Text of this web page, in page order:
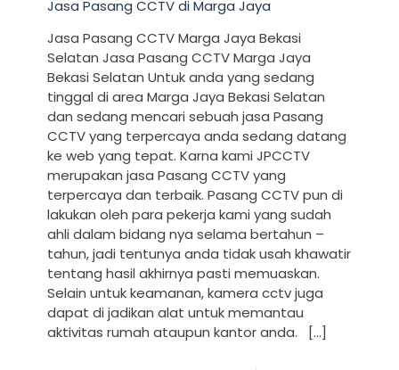
Jasa Pasang CCTV di Marga Jaya
Jasa Pasang CCTV Marga Jaya Bekasi
Selatan Jasa Pasang CCTV Marga Jaya
Bekasi Selatan Untuk anda yang sedang
tinggal di area Marga Jaya Bekasi Selatan
dan sedang mencari sebuah jasa Pasang
CCTV yang terpercaya anda sedang datang
ke web yang tepat. Karna kami JPCCTV
merupakan jasa Pasang CCTV yang
terpercaya dan terbaik. Pasang CCTV pun di
lakukan oleh para pekerja kami yang sudah
ahli dalam bidang nya selama bertahun –
tahun, jadi tentunya anda tidak usah khawatir
tentang hasil akhirnya pasti memuaskan.
Selain untuk keamanan, kamera cctv juga
dapat di jadikan alat untuk memantau
aktivitas rumah ataupun kantor anda.
[…]